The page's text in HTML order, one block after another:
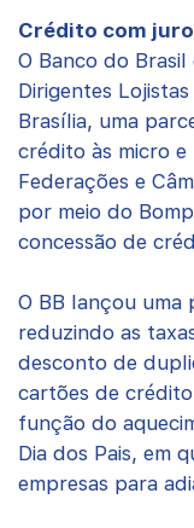
Crédito com juro
O Banco do
Dirigentes
Brasília, uma
crédito às micro e
Federações e
por meio do
concessão de
O BB lançou uma
reduzindo as
desconto de
cartões de crédito
função do
Dia dos Pais, em
empresas para